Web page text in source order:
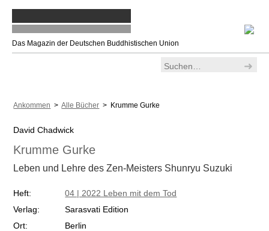
Das Magazin der Deutschen Buddhistischen Union
Ankommen >Alle Bücher > Krumme Gurke
David Chadwick
Krumme Gurke
Leben und Lehre des Zen-Meisters Shunryu Suzuki
Heft:
04 | 2022 Leben mit dem Tod
Verlag:
Sarasvati Edition
Ort:
Berlin